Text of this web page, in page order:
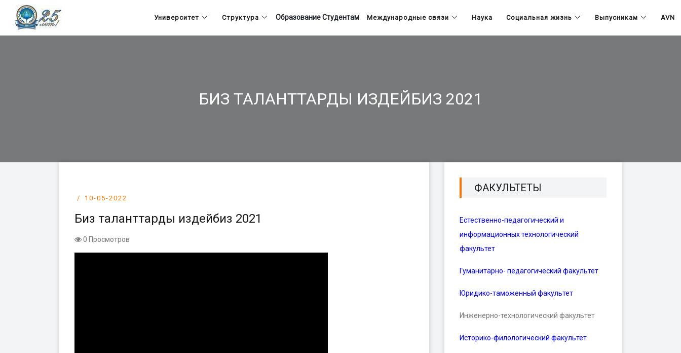
Университет Структура ОбразованиеСтудентам Международные связи Наука Социальная жизнь Выпусникам AVN
БИЗ ТАЛАНТТАРДЫ ИЗДЕЙБИЗ 2021
10-05-2022
Биз таланттарды издейбиз 2021
0 Просмотров
ФАКУЛЬТЕТЫ
Естественно-педагогический и
информационных технологический
факультет
Гуманитарно- педагогический факультет
Юридико-таможенный факультет
Инженерно-технологический факультет
Историко-филологический факультет